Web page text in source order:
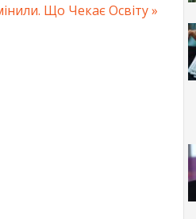
Що Чекає Освіту